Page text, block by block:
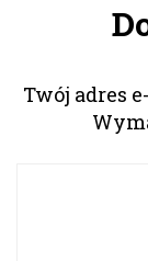
Twój adres